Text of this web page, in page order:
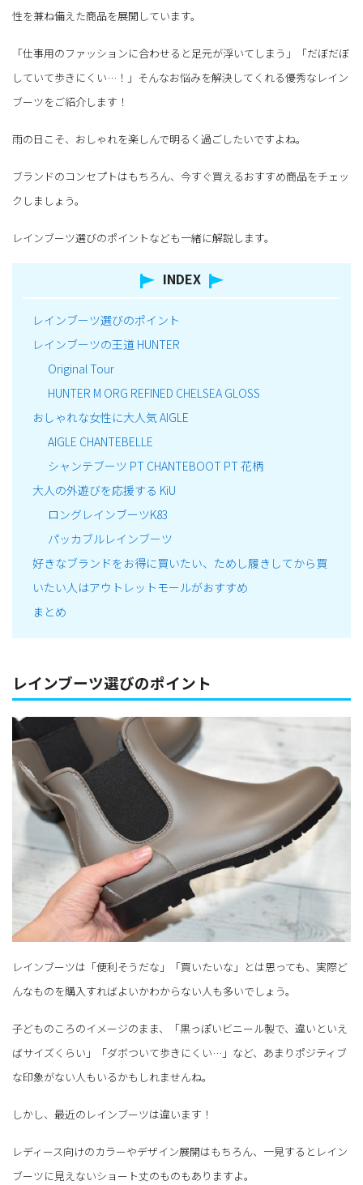
性を兼ね備えた商品を展開しています。
「仕事用のファッションに合わせると足元が浮いてしまう」「だぼだぼ
していて歩きにくい…！」そんなお悩みを解決してくれる優秀なレイン
ブーツをご紹介します！
雨の日こそ、おしゃれを楽しんで明るく過ごしたいですよね。
ブランドのコンセプトはもちろん、今すぐ買えるおすすめ商品をチェッ
クしましょう。
レインブーツ選びのポイントなども一緒に解説します。
INDEX
レインブーツ選びのポイント
レインブーツの王道 HUNTER
Original Tour
HUNTER M ORG REFINED CHELSEA GLOSS
おしゃれな女性に大人気 AIGLE
AIGLE CHANTEBELLE
シャンテブーツ PT CHANTEBOOT PT 花柄
大人の外遊びを応援する KiU
ロングレインブーツK83
パッカブルレインブーツ
好きなブランドをお得に買いたい、ためし履きしてから買
いたい人はアウトレットモールがおすすめ
まとめ
レインブーツ選びのポイント
レインブーツは「便利そうだな」「買いたいな」とは思っても、実際ど
んなものを購入すればよいかわからない人も多いでしょう。
子どものころのイメージのまま、「黒っぽいビニール製で、違いといえ
ばサイズくらい」「ダボついて歩きにくい…」など、あまりポジティブ
な印象がない人もいるかもしれませんね。
しかし、最近のレインブーツは違います！
レディース向けのカラーやデザイン展開はもちろん、一見するとレイン
ブーツに見えないショート丈のものもありますよ。